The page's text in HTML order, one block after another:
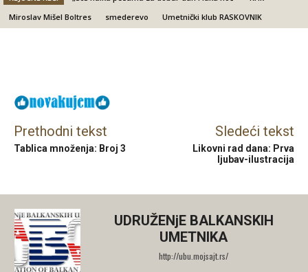
Miroslav Mišel Boltres
smederevo Umetnički klub RASKOVNIK
Prethodni tekst
Tablica množenja: Broj 3
Sledeći tekst
Likovni rad dana: Prva
ljubav-ilustracija
UDRUŽENjE BALKANSKIH
UMETNIKA
http://ubu.mojsajt.rs/